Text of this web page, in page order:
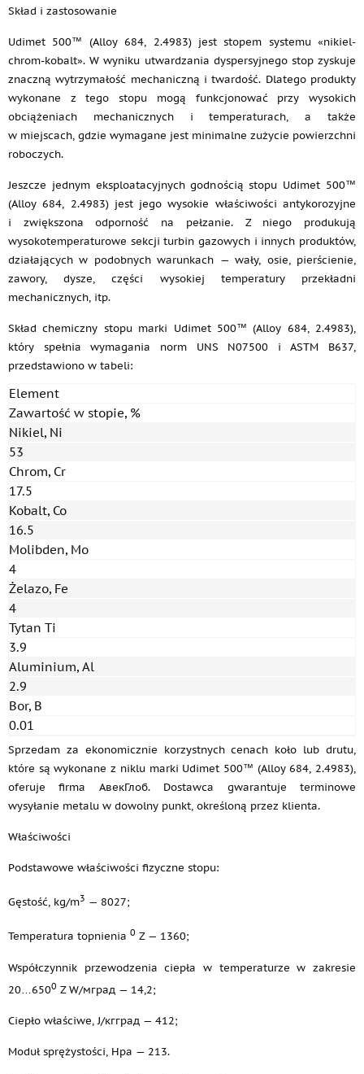
Skład i zastosowanie
Udimet 500™ (Alloy 684, 2.4983) jest stopem systemu «nikiel-
chrom-kobalt». W wyniku utwardzania dyspersyjnego stop zyskuje
znaczną wytrzymałość mechaniczną i twardość. Dlatego produkty
wykonane z tego stopu mogą funkcjonować przy wysokich
obciążeniach mechanicznych i temperaturach, a także
w miejscach, gdzie wymagane jest minimalne zużycie powierzchni
roboczych.
Jeszcze jednym eksploatacyjnych godnością stopu Udimet 500™
(Alloy 684, 2.4983) jest jego wysokie właściwości antykorozyjne
i zwiększona odporność na pełzanie. Z niego produkują
wysokotemperaturowe sekcji turbin gazowych i innych produktów,
działających w podobnych warunkach — wały, osie, pierścienie,
zawory, dysze, części wysokiej temperatury przekładni
mechanicznych, itp.
Skład chemiczny stopu marki Udimet 500™ (Alloy 684, 2.4983),
który spełnia wymagania norm UNS N07500 i ASTM B637,
przedstawiono w tabeli:
Element
Zawartość w stopie, %
Nikiel, Ni
53
Chrom, Cr
17.5
Kobalt, Co
16.5
Molibden, Mo
4
Żelazo, Fe
4
Tytan Ti
3.9
Aluminium, Al
2.9
Bor, B
0.01
Sprzedam za ekonomicznie korzystnych cenach koło lub drutu,
które są wykonane z niklu marki Udimet 500™ (Alloy 684, 2.4983),
oferuje firma АвекГлоб. Dostawca gwarantuje terminowe
wysyłanie metalu w dowolny punkt, określoną przez klienta.
Właściwości
Podstawowe właściwości fizyczne stopu:
Gęstość, kg/m3 — 8027;
Temperatura topnienia 0 Z — 1360;
Współczynnik przewodzenia ciepła w temperaturze w zakresie
20…6500 Z W/мград — 14,2;
Ciepło właściwe, J/кгград — 412;
Moduł sprężystości, Hpa — 213.